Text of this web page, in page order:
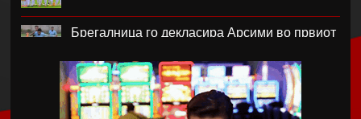
Брегалница го декласира Арсими во првиот
Катерина Ацевска светска вицешампионка
во џиу-џицу